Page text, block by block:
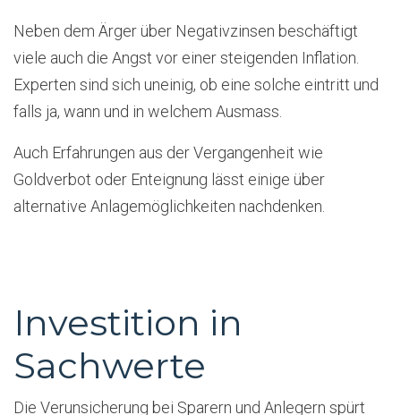
Neben dem Ärger über Negativzinsen beschäftigt
viele auch die Angst vor einer steigenden Inflation.
Experten sind sich uneinig, ob eine solche eintritt und
falls ja, wann und in welchem Ausmass.
Auch Erfahrungen aus der Vergangenheit wie
Goldverbot oder Enteignung lässt einige über
alternative Anlagemöglichkeiten nachdenken.
Investition in
Sachwerte
Die Verunsicherung bei Sparern und Anlegern spürt